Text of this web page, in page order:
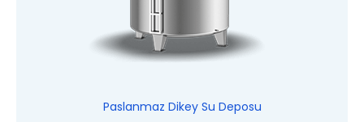
Paslanmaz Dikey Su Deposu